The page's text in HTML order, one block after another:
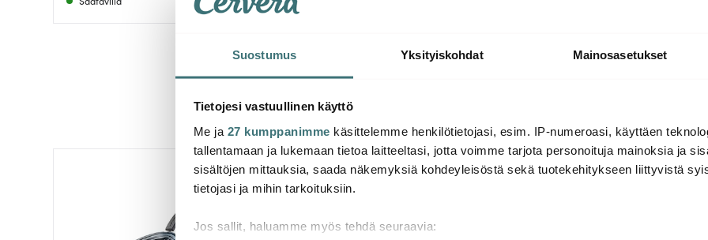
Suostumus Yksityiskohdat Mainosasetukset
Tietojesi vastuullinen käyttö
Me ja 27 kumppanimme käsittelemme henkilötietojasi, esim. IP-numeroasi, käyttäen
tallentamaan ja lukemaan tietoa laitteeltasi, jotta voimme tarjota personoituja mainoksia ja
sisältöjen mittauksia, saada näkemyksiä kohdeyleisöstä sekä tuotekehitykseen liittyvistä
tietojasi ja mihin tarkoituksiin.
Jos sallit, haluamme myös tehdä seuraavia:
-41% -40% -40%